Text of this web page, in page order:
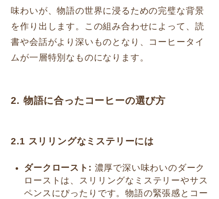
味わいが、物語の世界に浸るための完璧な背景
を作り出します。この組み合わせによって、読
書や会話がより深いものとなり、コーヒータイ
ムが一層特別なものになります。
2. 物語に合ったコーヒーの選び方
2.1 スリリングなミステリーには
ダークロースト: 濃厚で深い味わいのダーク
ローストは、スリリングなミステリーやサス
ペンスにぴったりです。物語の緊張感とコー